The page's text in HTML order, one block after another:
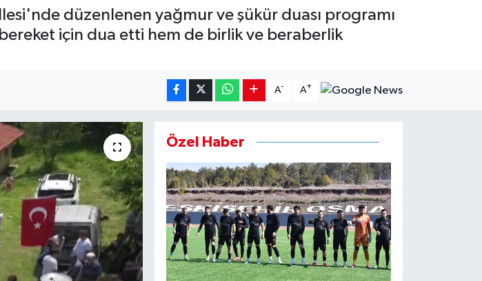
düzenlenen yağmur ve şükür duası programı
için dua etti hem de birlik ve beraberlik
A- A+
Özel Haber